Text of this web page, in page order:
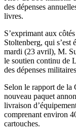
des dépenses
livres.
S’exprimant aux
Stoltenberg, qui s’est
mardi (23 avril), M.
le soutien continu de
des dépenses
Selon le rapport de la
nouveau paquet
livraison
comprenant environ
cartouches.